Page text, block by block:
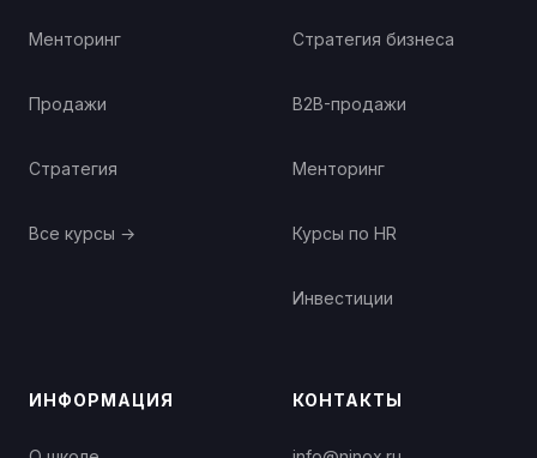
Менторинг
Продажи
Стратегия
Все курсы →
Стратегия бизнеса
B2B-продажи
Менторинг
Курсы по HR
Инвестиции
ИНФОРМАЦИЯ КОНТАКТЫ